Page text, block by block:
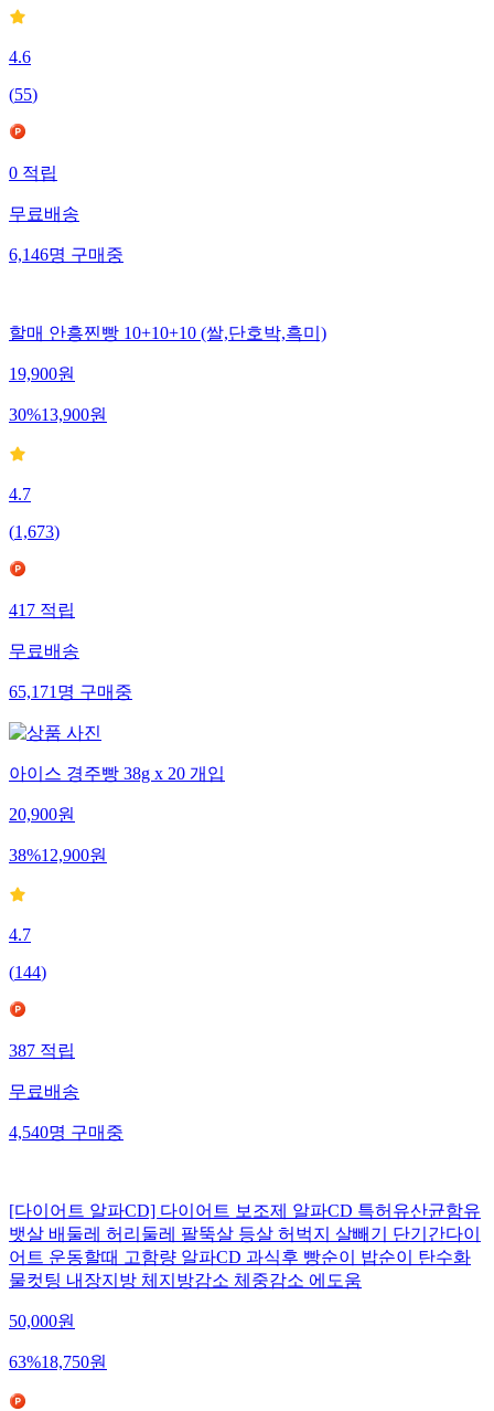
4.6
(55)
0적립
무료배송
6,146명구매중
할매 안흥찐빵 10+10+10 (쌀,단호박,흑미)
19,900원
30%13,900원
4.7
(1,673)
417적립
무료배송
65,171명구매중
아이스 경주빵 38g x 20 개입
20,900원
38%12,900원
4.7
(144)
387적립
무료배송
4,540명구매중
[다이어트 알파CD] 다이어트 보조제 알파CD 특허유산균함유
뱃살 배둘레 허리둘레 팔뚝살 등살 허벅지 살빼기 단기간다이
어트 운동할때 고함량 알파CD 과식후 빵순이 밥순이 탄수화
물컷팅 내장지방 체지방감소 체중감소 에도움
50,000원
63%18,750원